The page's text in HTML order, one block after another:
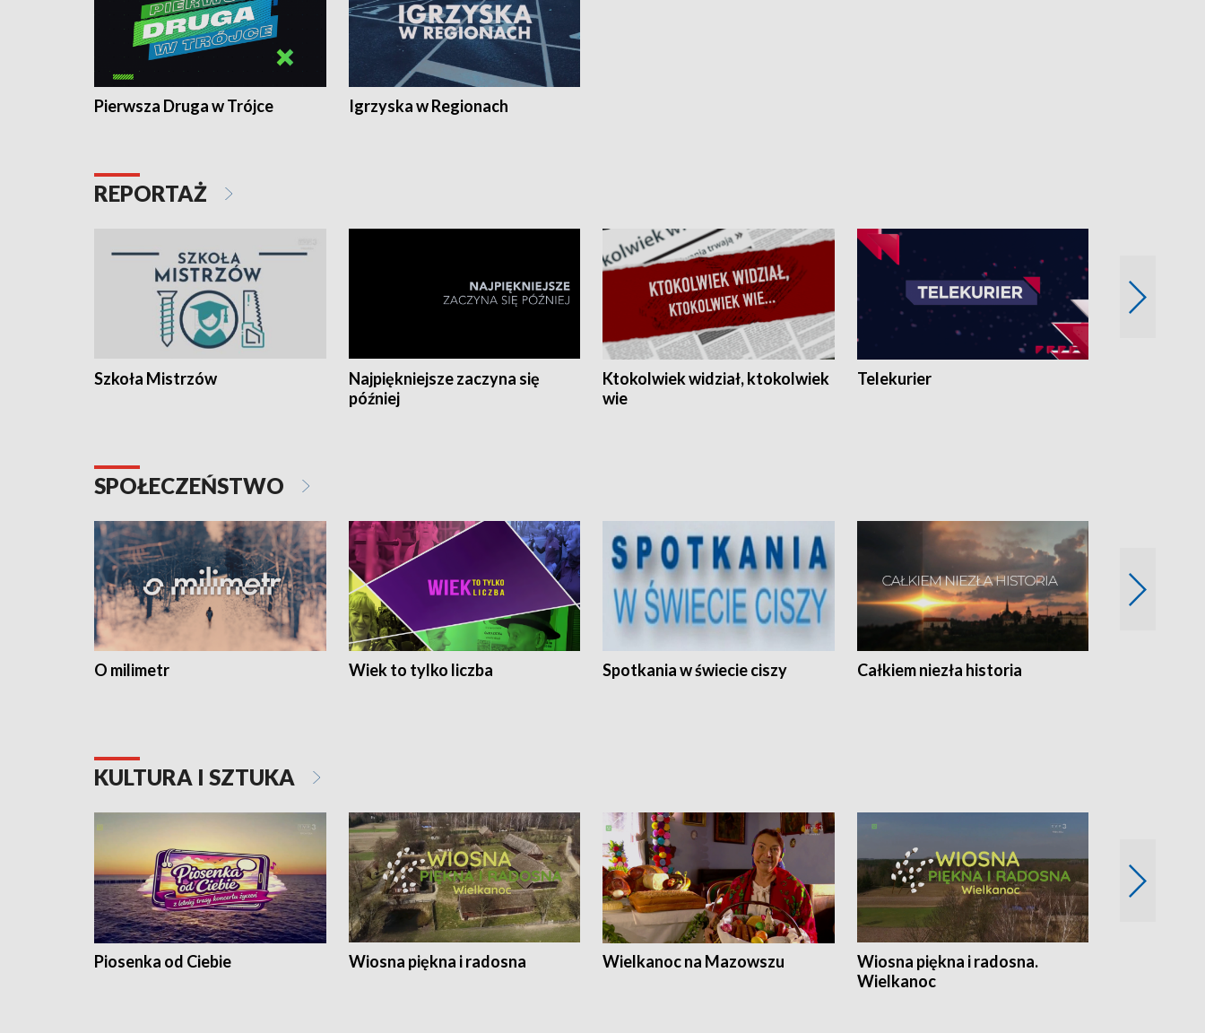
Pierwsza Druga w Trójce Igrzyska w Regionach
REPORTAŻ
Szkoła Mistrzów
Najpiękniejsze zaczyna się
później
Ktokolwiek widział, ktokolwiek
wie
Telekurier
SPOŁECZEŃSTWO
O milimetr Wiek to tylko liczba Spotkania w świecie ciszy Całkiem niezła historia
KULTURA I SZTUKA
Piosenka od Ciebie Wiosna piękna i radosna Wielkanoc na Mazowszu
Wiosna piękna i radosna.
Wielkanoc